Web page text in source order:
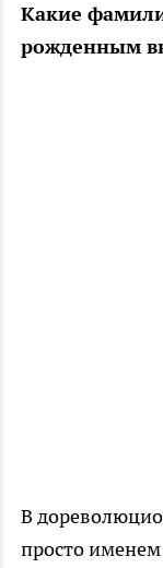
Какие
рожденным
В
просто